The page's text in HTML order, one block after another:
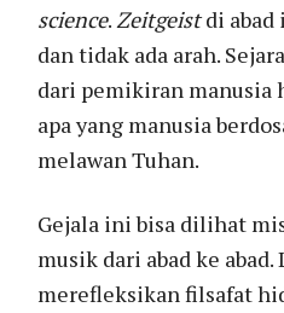
science.Zeitgeistdi abad
dan tidak ada arah.
dari pemikiran manusia
apa yang manusia
melawan Tuhan.
Gejala ini bisa dilihat
musik dari abad ke
merefleksikan filsafat